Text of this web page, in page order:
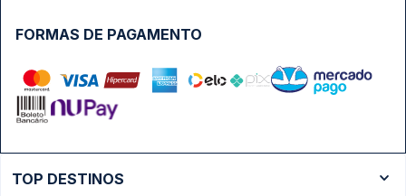
FORMAS DE PAGAMENTO
TOP DESTINOS